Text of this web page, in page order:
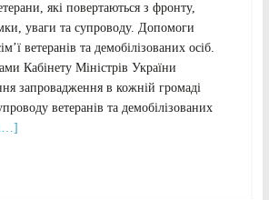
які повертаються з фронту,
уваги та супроводу. Допомоги
ветеранів та демобілізованих осіб.
Кабінету Міністрів України
запровадження в кожній громаді
ветеранів та демобілізованих